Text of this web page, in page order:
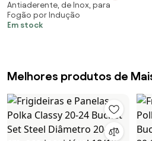
Golden Diâmetro 28 cm,
capacidade 7,1 l, alumínio
forjado, revestimento
Antiaderente, de Inox, para
Fogão por Indução
Em stock
Melhores produtos de